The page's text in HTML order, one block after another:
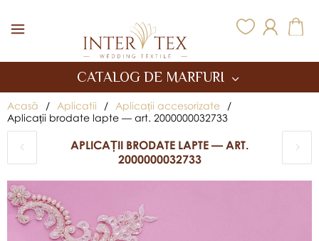
CATALOG DE MARFURI
Acasă / Aplicatii / Aplicații accesorizate
/
Aplicații brodate lapte — art. 2000000032733
APLICAȚII BRODATE LAPTE — ART.
2000000032733